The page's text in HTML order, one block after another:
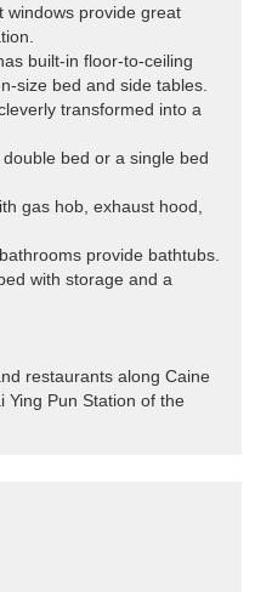
windows provide great
built-in floor-to-ceiling
size bed and side tables.
transformed into a
bed or a single bed
gas hob, exhaust hood,
provide bathtubs.
with storage and a
restaurants along Caine
Ying Pun Station of the